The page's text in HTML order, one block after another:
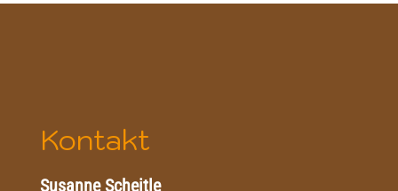
Kontakt
Susanne Scheitle